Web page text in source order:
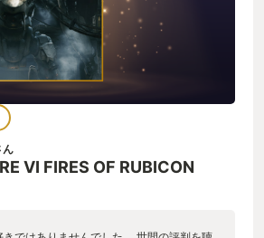
プレイ中はずっとルビコンに心がありまし
ァンならではの物語の広げ方も今回は祭り
クリアするだけでも相当な満足感がありま
いというのが正直な欲求です。 是非DLCが
す。
VI FIRES OF RUBICON